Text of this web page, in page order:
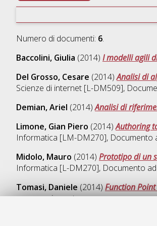
Numero di documenti: 6.
Baccolini, Giulia (2014) I modelli agili
Del Grosso, Cesare (2014)Analisi di
Scienze di internet [L-DM509],
Demian, Ariel (2014)Analisi di
Limone, Gian Piero (2014)Authoring
Informatica [LM-DM270], Documento
Midolo, Mauro (2014) Prototipo di un
Informatica [L-DM270], Documento
Tomasi, Daniele (2014) Function
accesso riservato.